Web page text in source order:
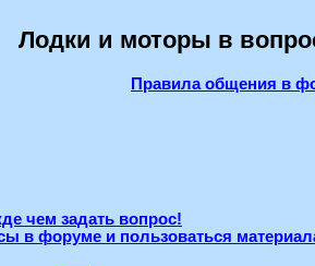
Лодки и моторы в
Правила общения в
чем задать вопрос!
в форуме и пользоваться